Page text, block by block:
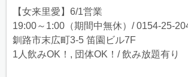
【女来里愛】6/1営業
19:00～1:00（期間中無休）/ 0154-25-
釧路市末広町3-5 笛園ビル7F
1人飲みOK！, 団体OK！/ 飲み放題有り